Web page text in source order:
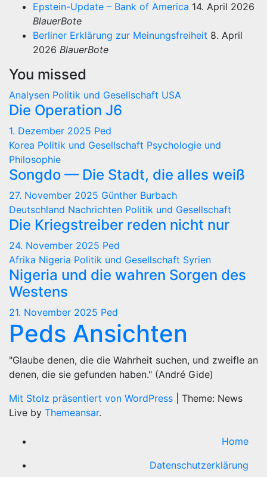
Epstein-Update – Bank of America 14. April 2026
BlauerBote
Berliner Erklärung zur Meinungsfreiheit 8. April
2026 BlauerBote
You missed
Analysen Politik und Gesellschaft USA
Die Operation J6
1. Dezember 2025 Ped
Korea Politik und Gesellschaft Psychologie und
Philosophie
Songdo — Die Stadt, die alles weiß
27. November 2025 Günther Burbach
Deutschland Nachrichten Politik und Gesellschaft
Die Kriegstreiber reden nicht nur
24. November 2025 Ped
Afrika Nigeria Politik und Gesellschaft Syrien
Nigeria und die wahren Sorgen des
Westens
21. November 2025 Ped
Peds Ansichten
"Glaube denen, die die Wahrheit suchen, und zweifle an
denen, die sie gefunden haben." (André Gide)
Mit Stolz präsentiert von WordPress
Theme: News
Live by Themeansar.
Home
Datenschutzerklärung